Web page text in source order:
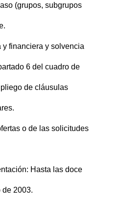
(grupos, subgrupos
financiera y solvencia
6 del cuadro de
de cláusulas
o de las solicitudes
Hasta las doce
de 2003.